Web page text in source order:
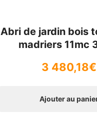
Abri de jardin bois
madriers 11mc
3 480,18€
Ajouter au